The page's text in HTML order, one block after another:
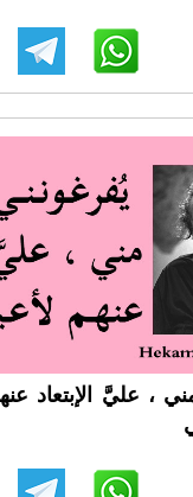
، عليَّ الإبتعاد